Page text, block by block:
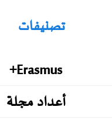
تصنيفات
Erasmus+
أعداد مجلة